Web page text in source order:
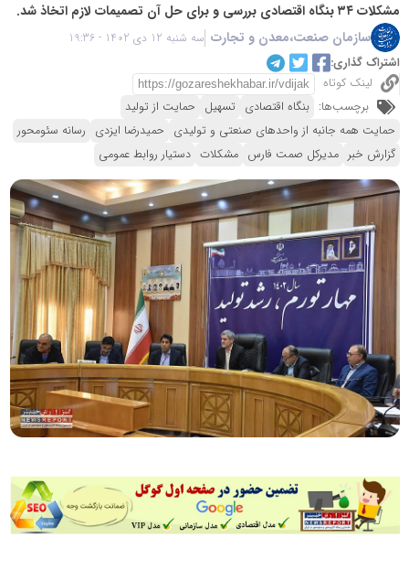
مشکلات ۳۴ بنگاه اقتصادی بررسی و برای حل آن تصمیمات لازم اتخاذ شد.
سازمان صنعت،معدن و تجارت سه شنبه 12 دی 1402 - 19:36
اشتراک گذاری:
لینک کوتاه
برچسب‌ها: بنگاه اقتصادی تسهیل حمایت از تولید
حمایت همه جانبه از واحدهای صنعتی و تولیدی حمیدرضا ایزدی رسانه سئومحور
گزارش خبر مدیرکل صمت فارس مشکلات دستیار روابط عمومی